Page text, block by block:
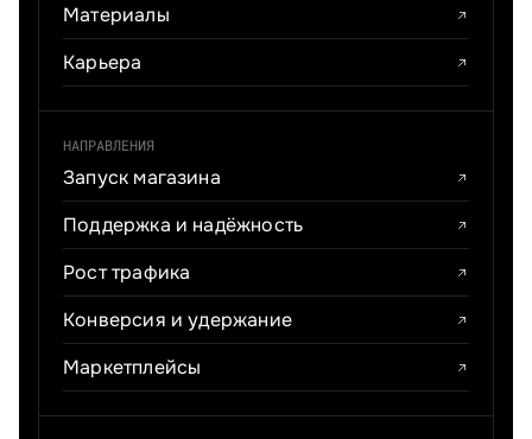
Материалы
Карьера
НАПРАВЛЕНИЯ
Запуск магазина
Поддержка и надёжность
Рост трафика
Конверсия и удержание
Маркетплейсы